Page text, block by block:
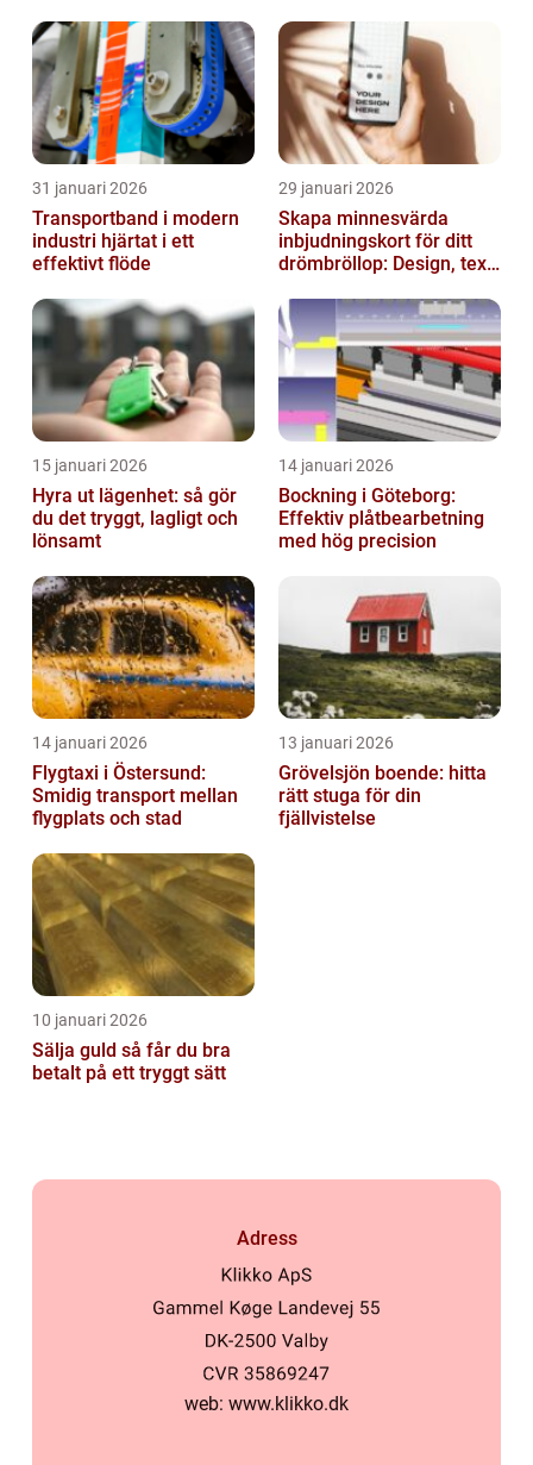
31 januari 2026
Transportband i modern
industri hjärtat i ett
effektivt flöde
29 januari 2026
Skapa minnesvärda
inbjudningskort för ditt
drömbröllop: Design, text
15 januari 2026
Hyra ut lägenhet: så gör
du det tryggt, lagligt och
lönsamt
14 januari 2026
Bockning i Göteborg:
Effektiv plåtbearbetning
med hög precision
14 januari 2026
Flygtaxi i Östersund:
Smidig transport mellan
flygplats och stad
13 januari 2026
Grövelsjön boende: hitta
rätt stuga för din
fjällvistelse
10 januari 2026
Sälja guld så får du bra
betalt på ett tryggt sätt
Adress
web: www.klikko.dk